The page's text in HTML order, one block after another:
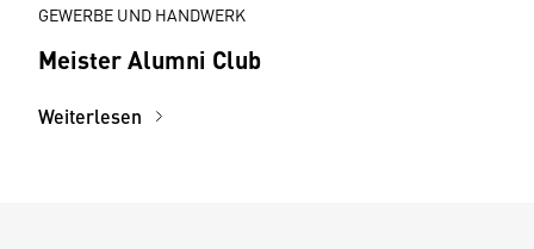
GEWERBE UND HANDWERK
Meister Alumni Club
Weiterlesen